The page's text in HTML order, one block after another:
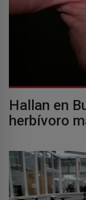
Hallan en
herbívoro